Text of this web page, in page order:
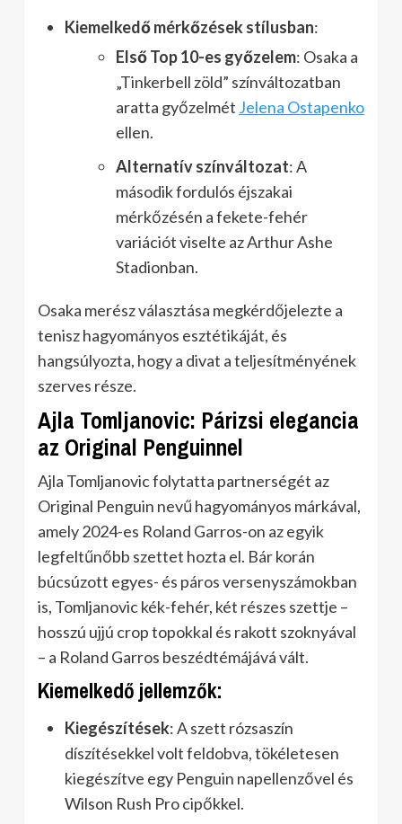
Kiemelkedő mérkőzések stílusban:
Első Top 10-es győzelem: Osaka a
„Tinkerbell zöld” színváltozatban
aratta győzelmét Jelena Ostapenko
ellen.
Alternatív színváltozat: A
második fordulós éjszakai
mérkőzésén a fekete-fehér
variációt viselte az Arthur Ashe
Stadionban.
Osaka merész választása megkérdőjelezte a
tenisz hagyományos esztétikáját, és
hangsúlyozta, hogy a divat a teljesítményének
szerves része.
Ajla Tomljanovic: Párizsi elegancia
az Original Penguinnel
Ajla Tomljanovic folytatta partnerségét az
Original Penguin nevű hagyományos márkával,
amely 2024-es Roland Garros-on az egyik
legfeltűnőbb szettet hozta el. Bár korán
búcsúzott egyes- és páros versenyszámokban
is, Tomljanovic kék-fehér, két részes szettje –
hosszú ujjú crop topokkal és rakott szoknyával
– a Roland Garros beszédtémájává vált.
Kiemelkedő jellemzők:
Kiegészítések: A szett rózsaszín
díszítésekkel volt feldobva, tökéletesen
kiegészítve egy Penguin napellenzővel és
Wilson Rush Pro cipőkkel.